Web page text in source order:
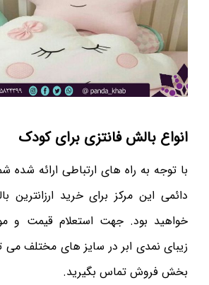
انواع بالش فانتزی برای کودک
با توجه به راه های ارتباطی ارائه شده
دائمی این مرکز برای خرید
خواهید بود. جهت استعلام قیمت و
زیبای نمدی ابر در سایز های مختلف می
بخش فروش تماس بگیرید.